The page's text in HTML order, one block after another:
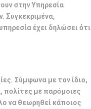
στην Υπηρεσία
Συγκεκριμένα,
έχει δηλώσει ότι
Σύμφωνα με τον ίδιο,
πολίτες με παρόμοιες
να θεωρηθεί κάποιος